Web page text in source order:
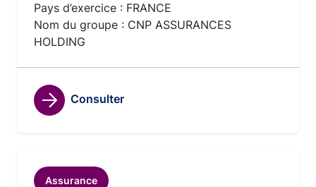
Pays d’exercice : FRANCE
Nom du groupe : CNP ASSURANCES
HOLDING
Consulter
Assurance